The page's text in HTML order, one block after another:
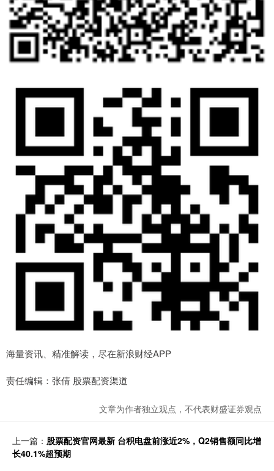
海量资讯、精准解读，尽在新浪财经APP
责任编辑：张倩 股票配资渠道
文章为作者独立观点，不代表财盛证券观点
上一篇： 股票配资官网最新 台积电盘前涨近2%，Q2销售额同比增
长40.1%超预期